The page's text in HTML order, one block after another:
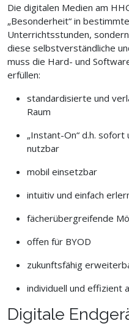
Die digitalen Medien am
„Besonderheit“ in
Unterrichtsstunden,
diese selbstverständliche
muss die Hard- und
erfüllen:
standardisierte und
Raum
„Instant-On“ d.h.
nutzbar
mobil einsetzbar
intuitiv und einfach
fächerübergreifende
offen für BYOD
zukunftsfähig
individuell und effizient
Digitale